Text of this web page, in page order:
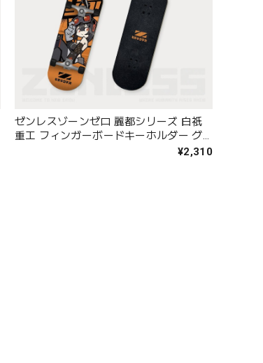
ゼンレスゾーンゼロ 麗都シリーズ 白祇
重工 フィンガーボードキーホルダー グ
¥2,310